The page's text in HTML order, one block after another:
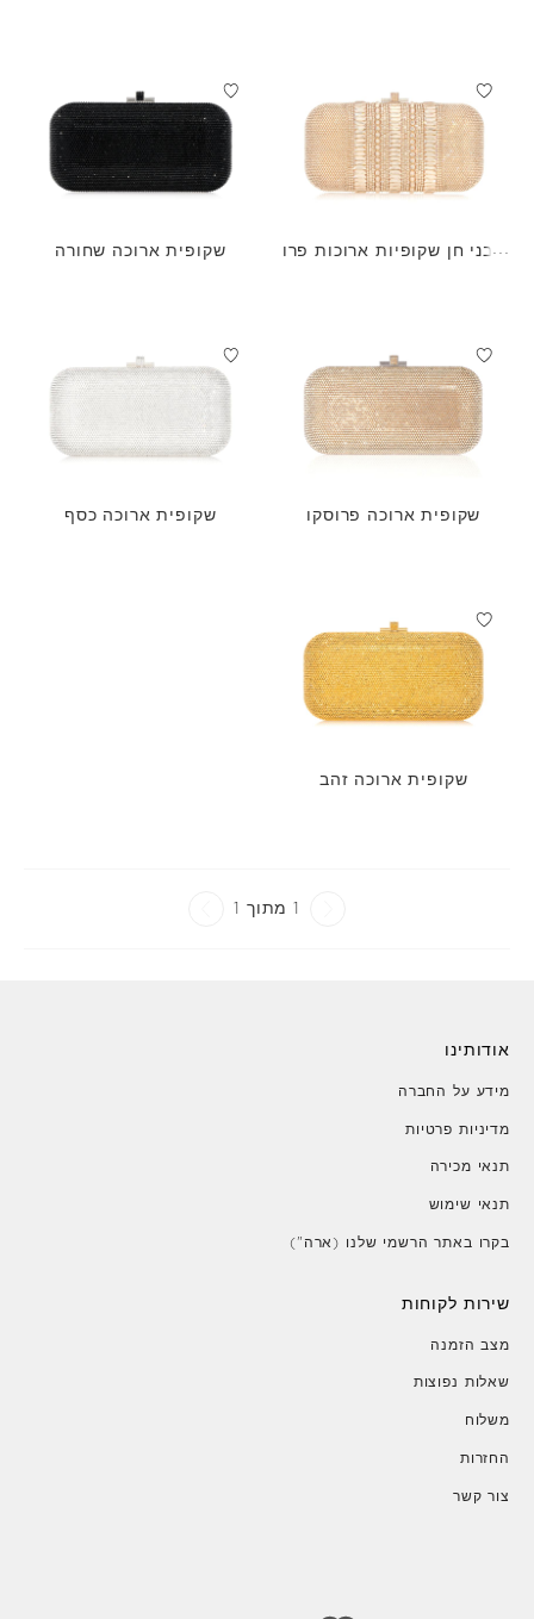
אבני חן שקופיות ארוכות פרו
שקופית ארוכה שחורה
שקופית ארוכה פרוסקו שקופית ארוכה כסף
שקופית ארוכה זהב
1 מתוך 1
אודותינו
מידע על החברה
מדיניות פרטיות
תנאי מכירה
תנאי שימוש
בקרו באתר הרשמי שלנו (ארה")
שירות לקוחות
מצב הזמנה
שאלות נפוצות
משלוח
החזרות
צור קשר